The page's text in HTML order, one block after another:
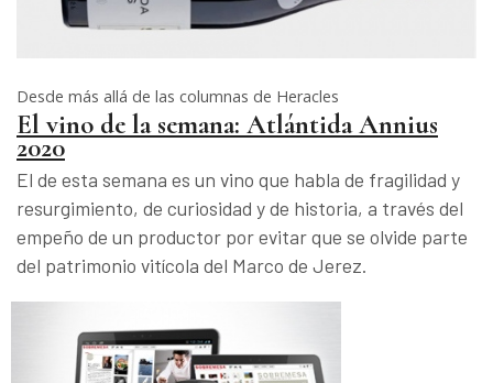
Desde más allá de las columnas de Heracles
El vino de la semana: Atlántida Annius
2020
El de esta semana es un vino que habla de fragilidad y
resurgimiento, de curiosidad y de historia, a través del
empeño de un productor por evitar que se olvide parte
del patrimonio vitícola del Marco de Jerez.